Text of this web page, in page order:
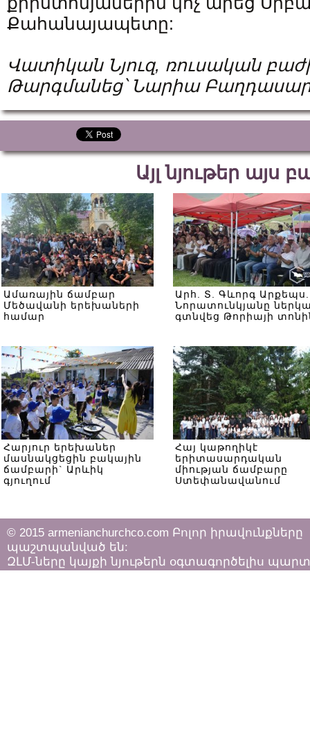
Քահանայապետը:
Վատիկան Նյուզ, ռուսական
Թարգմանեց՝ Նարիա
Այլ նյութեր այս
Ամառային ճամբար
Մեծավանի երեխաների
համար
Արհ. Տ. Գևորգ Արքեպս.
Նորատունկյանը
գտնվեց Թորիայի
Հարյուր երեխաներ
մասնակցեցին բակային
ճամբարի` Արևիկ
գյուղում
Հայ կաթողիկէ
երիտասարդական
միության ճամբարը
Ստեփանավանում
© 2015 armenianchurchco.com Բոլոր իրավունքները
պաշտպանված են:
ԶԼՄ-ները կայքի նյութերն օգտագործելիս